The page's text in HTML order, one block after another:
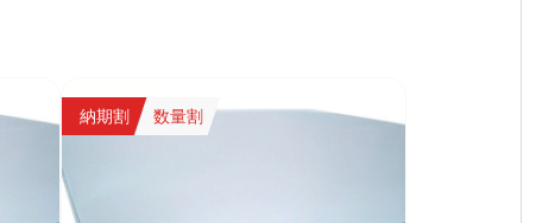
2. 真空溶解・精製：酸素や炭素を極限まで減らす
3. ゾーンメルティング法：高純度結晶を得るための精製技術
納期割 数量割